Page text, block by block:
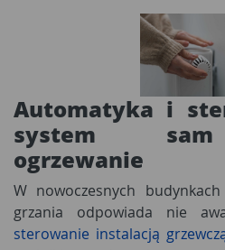
Automatyka i
system
ogrzewanie
W nowoczesnych
grzania odpowiada nie
sterowanie instalacją